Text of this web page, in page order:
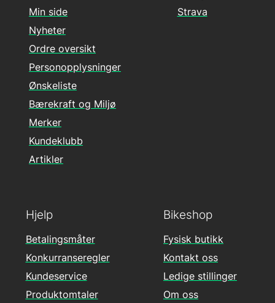
Strava
Hjelp
Betalingsmåter
Konkurranseregler
Kundeservice
Produktomtaler
Min side
Nyheter
Ordre oversikt
Personopplysninger
Ønskeliste
Bærekraft og Miljø
Merker
Kundeklubb
Artikler
Bikeshop
Fysisk butikk
Kontakt oss
Ledige stillinger
Om oss